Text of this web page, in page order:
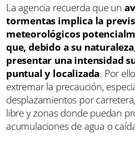
La agencia recuerda que un
tormentas implica la
meteorológicos
que, debido a su
presentar una intensidad
puntual y localizada. Por
extremar la precaución,
desplazamientos por
libre y zonas donde puedan
acumulaciones de agua o